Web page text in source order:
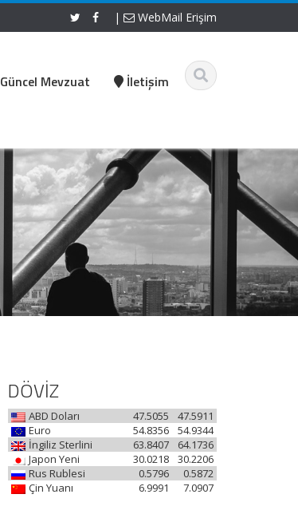
| WebMail Erişim
Güncel Mevzuat İletişim
DÖVİZ
ABD Doları 47.5911
47.5055
Euro
54.9344
54.8356
İngiliz Sterlini
64.1736
63.8407
Japon Yeni
30.2206
30.0218
Rus Rublesi
0.5872
0.5796
Çin Yuanı
7.0907
6.9991